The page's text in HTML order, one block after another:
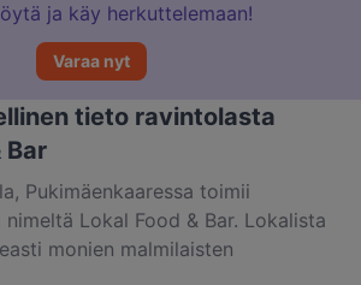
ja käy herkuttelemaan!
Varaa nyt
tieto ravintolasta
Bar
Pukimäenkaaressa toimii
Lokal Food & Bar. Lokalista
monien malmilaisten